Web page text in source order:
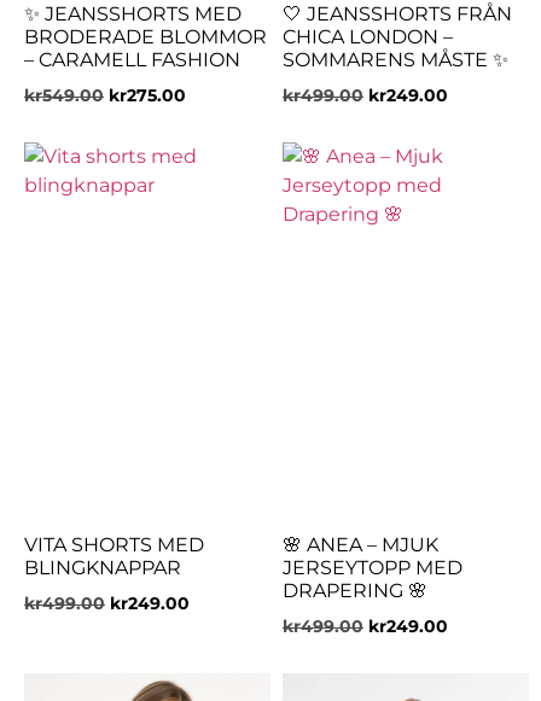
✨ JEANSSHORTS MED
BRODERADE BLOMMOR
– CARAMELL FASHION
kr549.00 kr275.00
🤍 JEANSSHORTS FRÅN
CHICA LONDON –
SOMMARENS MÅSTE ✨
kr499.00 kr249.00
VITA SHORTS MED
BLINGKNAPPAR
kr499.00 kr249.00
🌸 ANEA – MJUK
JERSEYTOPP MED
DRAPERING 🌸
kr499.00 kr249.00